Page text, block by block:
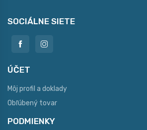
SOCIÁLNE SIETE
ÚČET
Môj profil a doklady
Obľúbený tovar
PODMIENKY